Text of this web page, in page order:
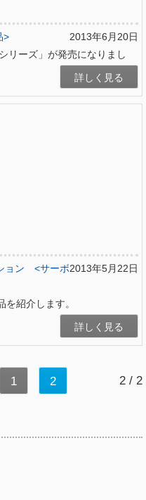
2013年6月20日
>
リーズ」が発売になりまし
詳しく見る
2013年5月22日
ョン
<サーボ
紹介します。
詳しく見る
1 2 2 / 2